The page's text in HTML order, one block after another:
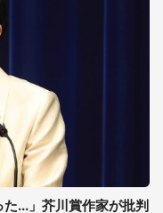
た...」芥川賞作家が批判